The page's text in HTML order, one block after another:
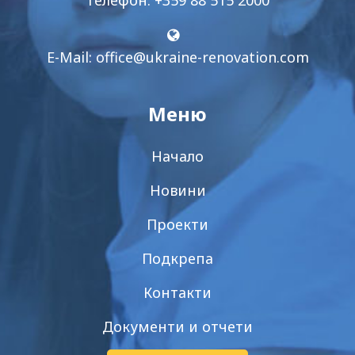
E-Mail:office@ukraine-renovation.com
Меню
Начало
Новини
Проекти
Подкрепа
Контакти
Документи и отчети